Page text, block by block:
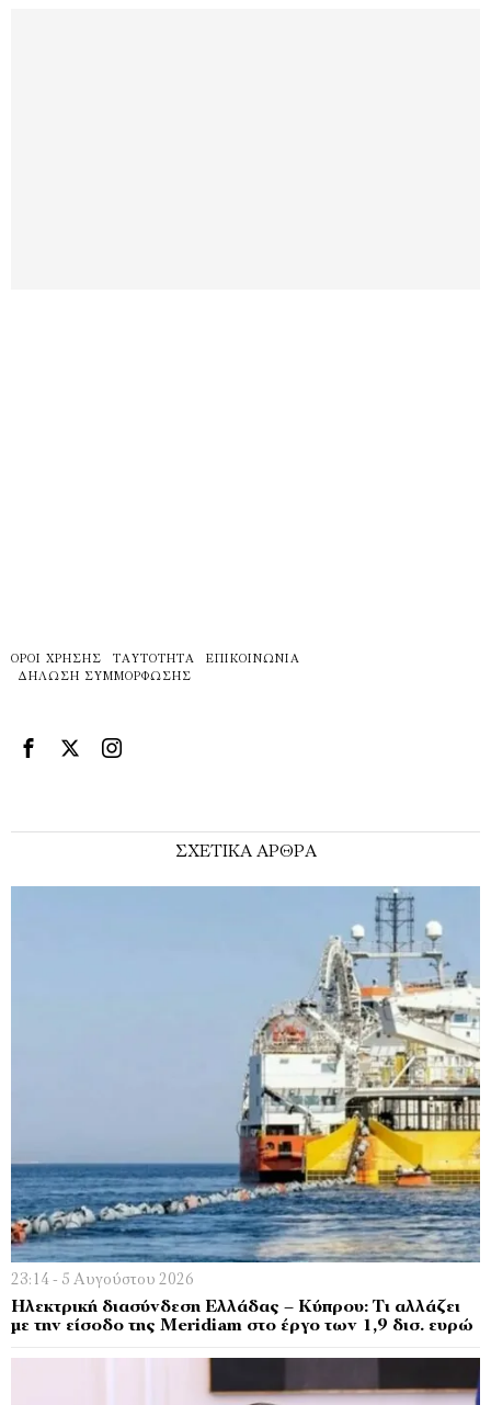
ΌΡΟΙ ΧΡΉΣΗΣ ΤΑΥΤΌΤΗΤΑ
ΕΠΙΚΟΙΝΩΝΊΑ
ΔΉΛΩΣΗ ΣΥΜΜΌΡΦΩΣΗΣ
ΣΧΕΤΙΚΑ ΑΡΘΡΑ
23:14 - 5 Αυγούστου 2026
Ηλεκτρική διασύνδεση Ελλάδας – Κύπρου: Τι αλλάζει
με την είσοδο της Meridiam στο έργο των 1,9 δισ. ευρώ